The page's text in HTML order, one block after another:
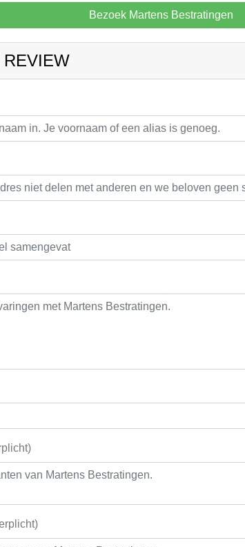
Bezoek Martens Bestratingen